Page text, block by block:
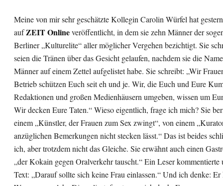
Meine von mir sehr geschätzte Kollegin Carolin Würfel hat
aufZEIT Onlineveröffentlicht, in dem sie zehn Männer der
Berliner „Kulturelite“ aller möglicher Vergehen bezichtigt. Sie
seien die Tränen über das Gesicht gelaufen, nachdem sie die
Männer auf einem Zettel aufgelistet habe. Sie schreibt: „Wir
Betrieb schützen Euch seit eh und je. Wir, die Euch und Eure
Redaktionen und großen Medienhäusern umgeben, wissen um
Wir decken Eure Taten.“ Wieso eigentlich, frage ich mich? Sie
einem „Künstler, der Frauen zum Sex zwingt“, von einem
anzüglichen Bemerkungen nicht stecken lässt.“ Das ist beides
ich, aber trotzdem nicht das Gleiche. Sie erwähnt auch einen
„der Kokain gegen Oralverkehr tauscht.“ Ein Leser kommentierte
Text: „Darauf sollte sich keine Frau einlassen.“ Und ich denke: Er